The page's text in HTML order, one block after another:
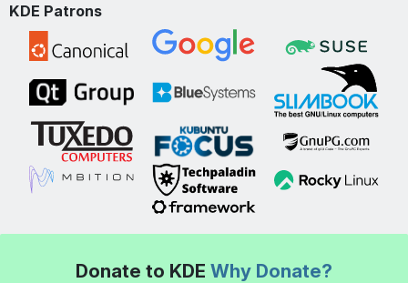
KDE Patrons
Donate to KDE Why Donate?